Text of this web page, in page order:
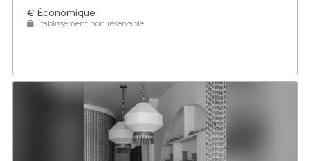
€ Économique
Établissement non réservable